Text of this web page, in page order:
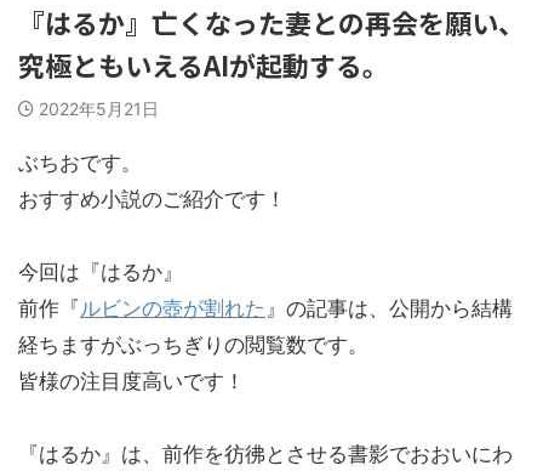
『はるか』亡くなった妻との再会を願い、
究極ともいえるAIが起動する。
2022年5月21日
ぶちおです。
おすすめ小説のご紹介です！
今回は『はるか』
前作『ルビンの壺が割れた 』の記事は、公開から結構
経ちますがぶっちぎりの閲覧数です。
皆様の注目度高いです！
『はるか』は、前作を彷彿とさせる書影でおおいにわ